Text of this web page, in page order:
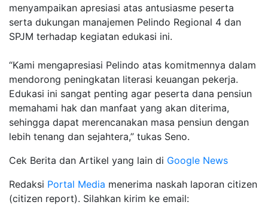
menyampaikan apresiasi atas antusiasme peserta
serta dukungan manajemen Pelindo Regional 4 dan
SPJM terhadap kegiatan edukasi ini.
“Kami mengapresiasi Pelindo atas komitmennya dalam
mendorong peningkatan literasi keuangan pekerja.
Edukasi ini sangat penting agar peserta dana pensiun
memahami hak dan manfaat yang akan diterima,
sehingga dapat merencanakan masa pensiun dengan
lebih tenang dan sejahtera,” tukas Seno.
Cek Berita dan Artikel yang lain di Google News
Redaksi Portal Media menerima naskah laporan citizen
(citizen report). Silahkan kirim ke email: